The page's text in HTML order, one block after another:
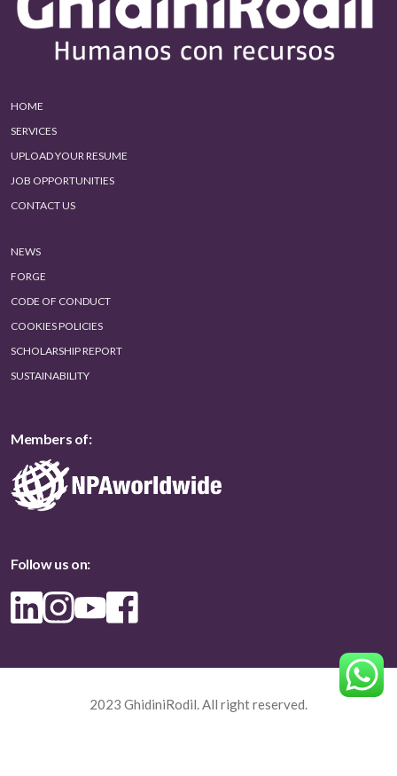
HOME
SERVICES
UPLOAD YOUR RESUME
JOB OPPORTUNITIES
CONTACT US
NEWS
FORGE
CODE OF CONDUCT
COOKIES POLICIES
SCHOLARSHIP REPORT
SUSTAINABILITY
Members of:
Follow us on:
2023 GhidiniRodil. All right reserved.